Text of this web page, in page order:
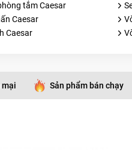
tắm Caesar
Caesar
Caesar
mại Sản phẩm bán chạy